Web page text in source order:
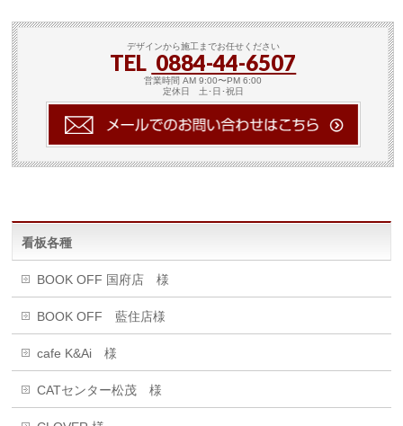
デザインから施工までお任せください
TEL 0884-44-6507
営業時間 AM 9:00〜PM 6:00
定休日 土･日･祝日
看板各種
BOOK OFF 国府店 様
BOOK OFF 藍住店様
cafe K&Ai 様
CATセンター松茂 様